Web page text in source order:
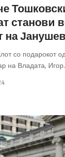
станови
на
со подарокот
на Владата, Игор